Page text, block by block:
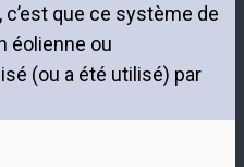
que ce système de
éolienne ou
(ou a été utilisé) par